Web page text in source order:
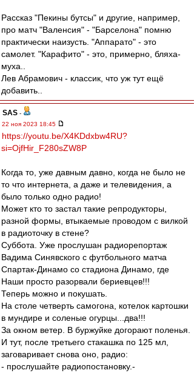
Рассказ "Пекины бутсы" и другие, например,
про матч "Валенсия" - "Барселона" помню
практически наизусть. "Аппарато" - это
самолет. "Карафито" - это, примерно, бляха-
муха..
Лев Абрамович - классик, что уж тут ещё
добавить..
SAS -
22 ноя 2023 18:45
https://youtu.be/X4KDdxbw4RU?
si=OjfHir_F280sZW8P
Когда то, уже давным давно, когда не было не
то что интернета, а даже и телевидения, а
было только одно радио!
Может кто то застал такие репродукторы,
разной формы, втыкаемые проводом с вилкой
в радиоточку в стене?
Суббота. Уже прослушан радиорепортаж
Вадима Синявского с футбольного матча
Спартак-Динамо со стадиона Динамо, где
Наши просто разорвали бериевцев!!!
Теперь можно и покушать.
На столе четверть самогона, котелок картошки
в мундире и соленые огурцы...два!!!
За окном ветер. В буржуйке догорают поленья.
И тут, после третьего стакашка по 125 мл,
заговаривает снова оно, радио:
- прослушайте радиопостановку.-